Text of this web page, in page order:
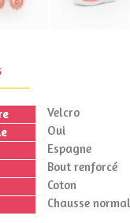
Velcro
Oui
Espagne
Bout renforcé
Coton
Chausse